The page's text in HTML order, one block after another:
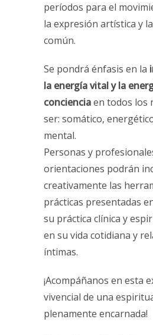
períodos para el
la expresión artística y
común.
Se pondrá énfasis en la
la energía vital y la
concienciaen todos los
ser: somático,
mental.
Personas y
orientaciones podrán
creativamente las
prácticas presentadas
su práctica clínica y
en su vida cotidiana y
íntimas.
¡Acompáñanos en esta
vivencial de una
plenamente encarnada!